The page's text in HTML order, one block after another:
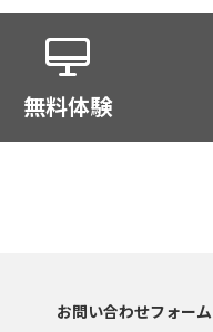
無料体験
お問い合わせフォーム